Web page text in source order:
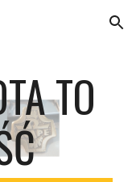
Skip to navigation
TO